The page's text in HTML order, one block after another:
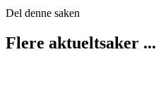
Del denne saken
Flere aktueltsaker ...